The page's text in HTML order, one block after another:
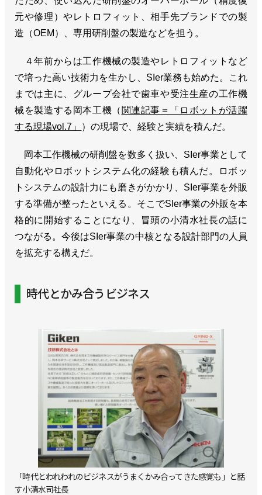
元や修理）やレトロフィット、相手先ブランドでの製
造（OEM）、専用研削盤の製造などを担う。
４年前からは工作機械の製造やレトロフィットなど
で培った高い技術力を生かし、SIer業務も始めた。これ
までは主に、グループ会社で歯車や受注生産の工作機
械を製造する岡本工機（ 関連記事＝「ロボットが活躍
する現場vol.7」
）の現場で、経験と実績を積んだ。
岡本工作機械の研削盤を数多く扱い、SIer事業として
自動化やロボットシステム化の経験も積んだ。ロボッ
トシステムの設計力にも磨きがかかり、SIer事業を外販
する準備が整ったといえる。そこでSIer事業の外販を本
格的に開始することになり、冒頭の小清水社長の話に
つながる。今後はSIer事業の中核となる設計部門の人員
を拡充する構えだ。
時代とかみ合うビジネス
「時代とわれわれのビジネスがうまくかみ合ってきた感覚も」と話
す小清水司社長